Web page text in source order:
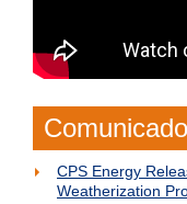
?
C
2CPS Energy
Weatherization